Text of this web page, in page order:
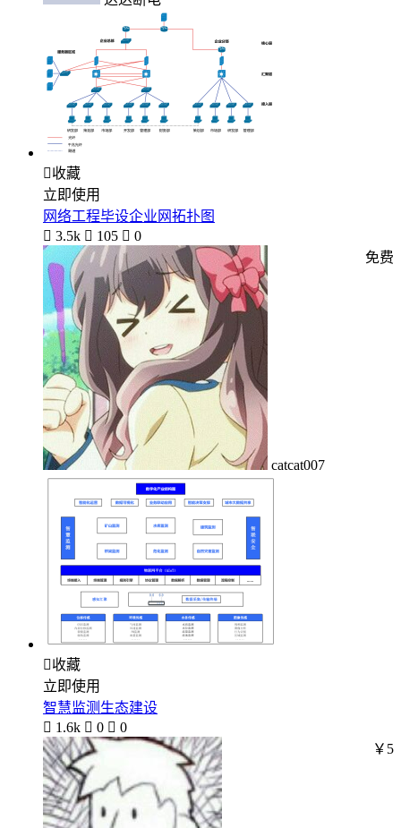
收藏
立即使用
网络工程毕设企业网拓扑图
 3.5k  105  0
catcat007
免费
收藏
立即使用
智慧监测生态建设
 1.6k  0  0
￥5